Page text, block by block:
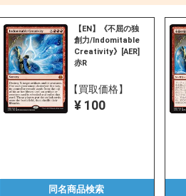
【EN】《不屈の独
創力/Indomitable
Creativity》[AER]
赤R
【買取価格】
¥ 100
同名商品検索